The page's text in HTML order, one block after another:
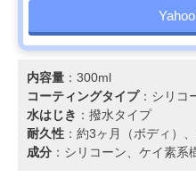
内容量 ：300ml
コーティングタイプ：シリコ
水はじき ：撥水タイプ
耐久性 ：約3ヶ月（ボディ）
成分 ：シリコーン、ケイ素系